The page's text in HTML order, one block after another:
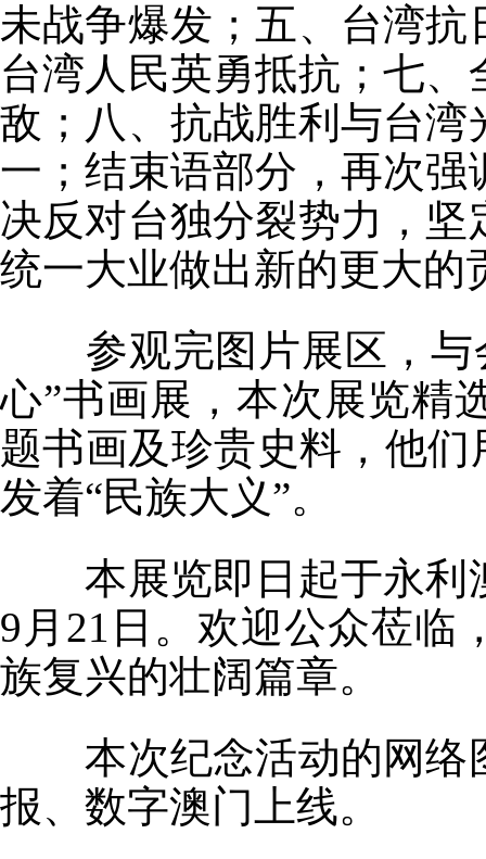
未战争爆发；五、台湾
台湾人民英勇抵抗；七
敌；八、抗战胜利与台
一；结束语部分，再次
决反对台独分裂势力，
统一大业做出新的更大的
参观完图片展区，
心”书画展，本次展览精
题书画及珍贵史料，他
发着“民族大义”。
本展览即日起于永利
9 月 21 日。欢迎公众莅临
族复兴的壮阔篇章。
本次纪念活动的网络
报、数字澳门上线。